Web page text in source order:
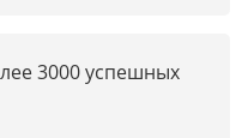
3000 успешных